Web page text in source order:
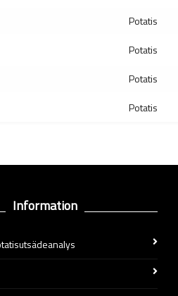
Potatis
Potatis
Potatis
Potatis
Information